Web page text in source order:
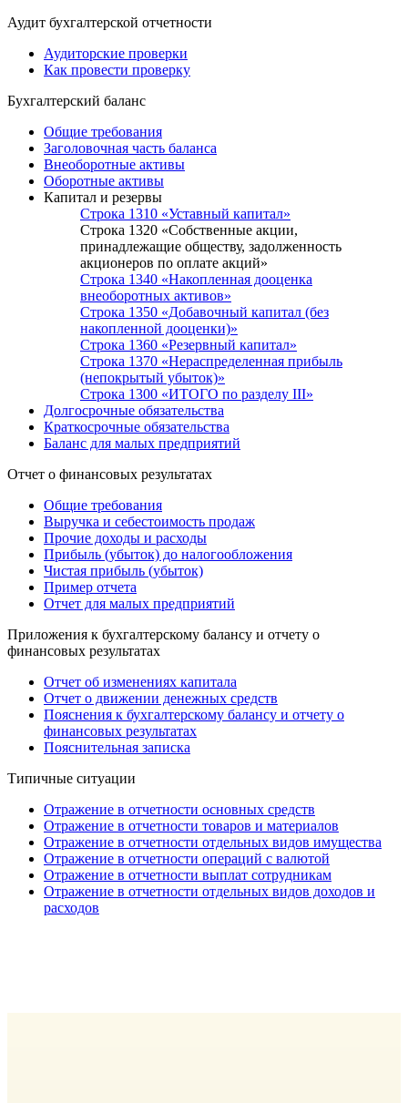
Аудит бухгалтерской отчетности
Аудиторские проверки
Как провести проверку
Бухгалтерский баланс
Общие требования
Заголовочная часть баланса
Внеоборотные активы
Оборотные активы
Капитал и резервы
Строка 1310 «Уставный капитал»
Строка 1320 «Собственные акции,
принадлежащие обществу, задолженность
акционеров по оплате акций»
Строка 1340 «Накопленная дооценка
внеоборотных активов»
Строка 1350 «Добавочный капитал (без
накопленной дооценки)»
Строка 1360 «Резервный капитал»
Строка 1370 «Нераспределенная прибыль
(непокрытый убыток)»
Строка 1300 «ИТОГО по разделу III»
Долгосрочные обязательства
Краткосрочные обязательства
Баланс для малых предприятий
Отчет о финансовых результатах
Общие требования
Выручка и себестоимость продаж
Прочие доходы и расходы
Прибыль (убыток) до налогообложения
Чистая прибыль (убыток)
Пример отчета
Отчет для малых предприятий
Приложения к бухгалтерскому балансу и отчету о
финансовых результатах
Отчет об изменениях капитала
Отчет о движении денежных средств
Пояснения к бухгалтерскому балансу и отчету о
финансовых результатах
Пояснительная записка
Типичные ситуации
Отражение в отчетности основных средств
Отражение в отчетности товаров и материалов
Отражение в отчетности отдельных видов имущества
Отражение в отчетности операций с валютой
Отражение в отчетности выплат сотрудникам
Отражение в отчетности отдельных видов доходов и
расходов